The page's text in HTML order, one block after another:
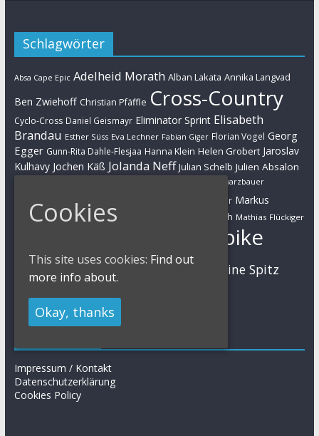
Schlagwörter
Absa Cape Epic Adelheid Morath Alban Lakata Annika Langvad
Ben Zwiehoff Christian Pfäffle Cross-Country
Cyclo-Cross Daniel Geismayr Eliminator Sprint Elisabeth
Brandau Esther Süss Eva Lechner Fabian Giger Florian Vogel Georg
Egger Gunn-Rita Dahle-Flesjaa Hanna Klein Helen Grobert Jaroslav
Kulhavy Jochen Käß Jolanda Neff Julian Schelb Julien Absalon
Luca Schwarzbauer
Manuel Fumic Markus Bauer Markus
Kaufmann Markus Schulte-Lünzum Martin Gluth Mathias Flückiger
Mountainbike
MTB Nadine Rieder Sabine Spitz
Impressum / Kontakt
Datenschutzerklärung
Cookies Policy
Cookies
This site uses cookies: Find out
more info about.
Okay, thanks